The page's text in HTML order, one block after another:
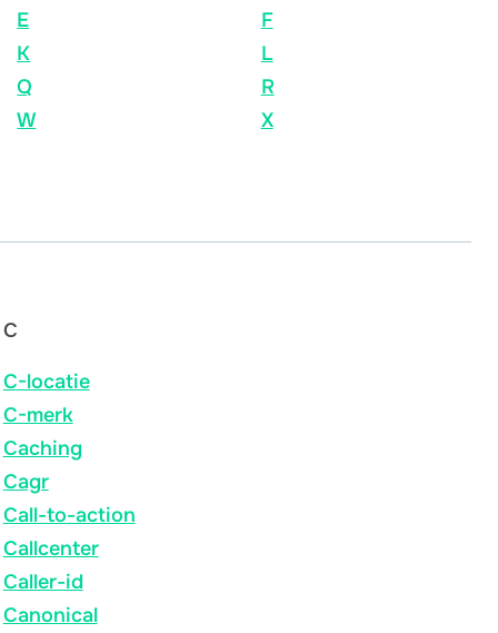
E
F
K
L
Q
R
W
X
C
C-locatie
C-merk
Caching
Cagr
Call-to-action
Callcenter
Caller-id
Canonical